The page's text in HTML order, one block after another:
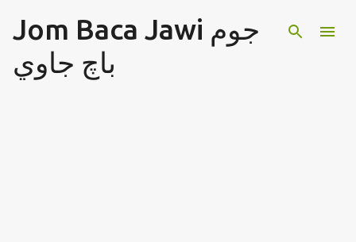
Langkau ke kandungan utamaJom Baca Jawi جوم
باچ جاوي